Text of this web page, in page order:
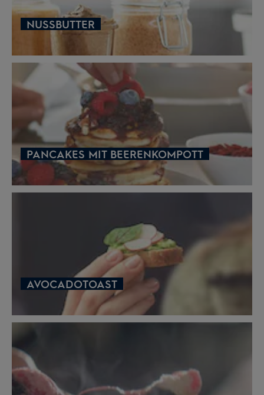
NUSSBUTTER
PANCAKES MIT BEERENKOMPOTT
AVOCADOTOAST